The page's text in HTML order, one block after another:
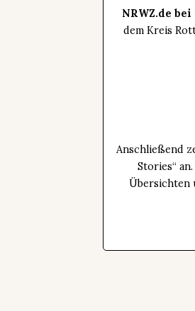
NRWZ.de
dem Kreis
Anschließend
Stories“
Übersichten